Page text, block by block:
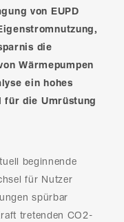
von EUPD
die
Wärmepumpen
ein hohes
die Umrüstung
beginnende
für Nutzer
spürbar
tretenden CO2-